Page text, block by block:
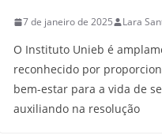
7 de janeiro de 2025 Lara
O Instituto Unieb é
reconhecido por
bem-estar para a vida de
auxiliando na resolução